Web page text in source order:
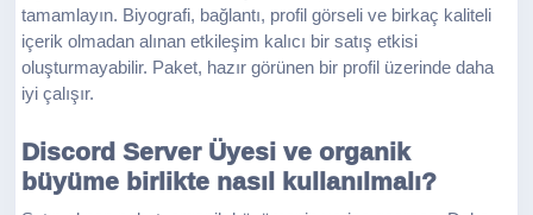
tamamlayın. Biyografi, bağlantı, profil görseli ve birkaç kaliteli
içerik olmadan alınan etkileşim kalıcı bir satış etkisi
oluşturmayabilir. Paket, hazır görünen bir profil üzerinde daha
iyi çalışır.
Discord Server Üyesi ve organik
büyüme birlikte nasıl kullanılmalı?